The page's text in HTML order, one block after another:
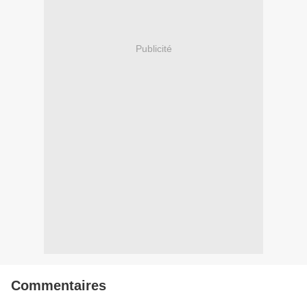
Publicité
Commentaires